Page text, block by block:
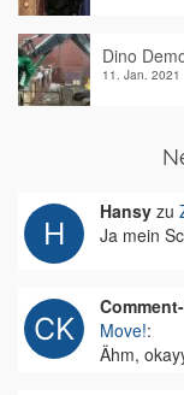
Dino
11. Jan. 2021
Hansy zu
Ja mein
Move!:
Ähm,